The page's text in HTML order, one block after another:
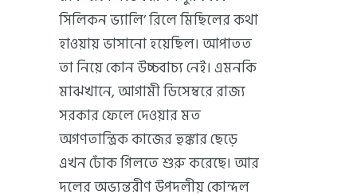
সিলিকন ভ্যালি’ রিলে মিছিলের কথা
হাওয়ায় ভাসানো হয়েছিল। আপাতত
তা নিয়ে কোন উচ্চবাচ্য নেই। এমনকি
মাঝখানে, আগামী ডিসেম্বরে রাজ্য
সরকার ফেলে দেওয়ার মত
অগণতান্ত্রিক কাজের হুঙ্কার ছেড়ে
এখন ঢোঁক গিলতে শুরু করেছে। আর
দলের অভ্যন্তরীণ উপদলীয় কোন্দল